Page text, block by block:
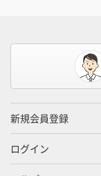
新規会員登録
ログイン